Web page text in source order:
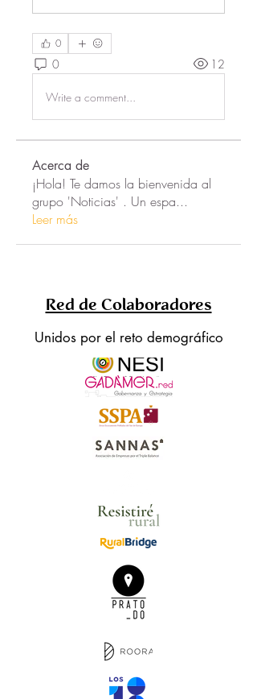
0
0 12
Write a comment...
Acerca de
¡Hola! Te damos la bienvenida al
grupo 'Noticias' . Un espa...
Leer más
Red de Colaboradores
Unidos por el reto demográfico